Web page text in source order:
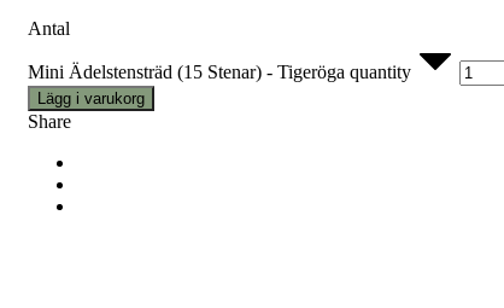
Antal
Mini Ädelstensträd (15 Stenar) - Tigeröga quantity
Lägg i varukorg
Share